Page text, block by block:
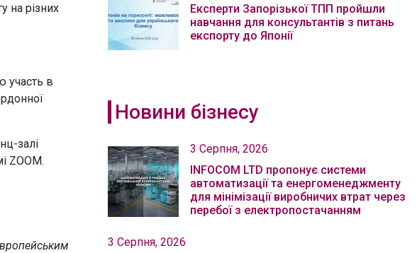
на різних
участь в
залі
ZOOM.
Експерти Запорізької ТПП пройшли
навчання для консультантів з питань
експорту до Японії
Новини бізнесу
3 Серпня, 2026
INFOCOM LTD пропонує системи
автоматизації та енергоменеджменту
для мінімізації виробничих втрат через
перебої з електропостачанням
3 Серпня, 2026